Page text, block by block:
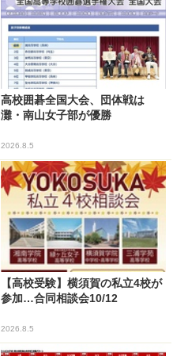
高校囲碁全国大会、団体戦は
灘・南山女子部が優勝
2026.8.5
【高校受験】横須賀の私立4校が
参加…合同相談会10/12
2026.8.5